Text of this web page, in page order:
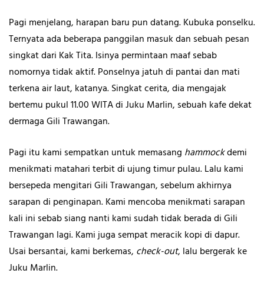
Pagi menjelang, harapan baru pun datang. Kubuka ponselku.
Ternyata ada beberapa panggilan masuk dan sebuah pesan
singkat dari Kak Tita. Isinya permintaan maaf sebab
nomornya tidak aktif. Ponselnya jatuh di pantai dan mati
terkena air laut, katanya. Singkat cerita, dia mengajak
bertemu pukul 11.00 WITA di Juku Marlin, sebuah kafe dekat
dermaga Gili Trawangan.
Pagi itu kami sempatkan untuk memasang hammockdemi
menikmati matahari terbit di ujung timur pulau. Lalu kami
bersepeda mengitari Gili Trawangan, sebelum akhirnya
sarapan di penginapan. Kami mencoba menikmati sarapan
kali ini sebab siang nanti kami sudah tidak berada di Gili
Trawangan lagi. Kami juga sempat meracik kopi di dapur.
Usai bersantai, kami berkemas, check-out, lalu bergerak ke
Juku Marlin.